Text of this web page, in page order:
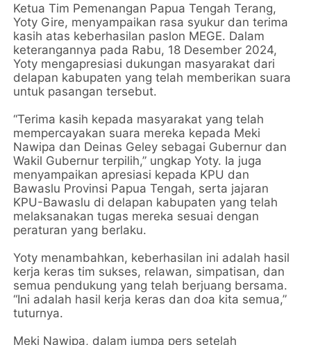
Ketua Tim Pemenangan Papua Tengah Terang,
Yoty Gire, menyampaikan rasa syukur dan terima
kasih atas keberhasilan paslon MEGE. Dalam
keterangannya pada Rabu, 18 Desember 2024,
Yoty mengapresiasi dukungan masyarakat dari
delapan kabupaten yang telah memberikan suara
untuk pasangan tersebut.
“Terima kasih kepada masyarakat yang telah
mempercayakan suara mereka kepada Meki
Nawipa dan Deinas Geley sebagai Gubernur dan
Wakil Gubernur terpilih,” ungkap Yoty. Ia juga
menyampaikan apresiasi kepada KPU dan
Bawaslu Provinsi Papua Tengah, serta jajaran
KPU-Bawaslu di delapan kabupaten yang telah
melaksanakan tugas mereka sesuai dengan
peraturan yang berlaku.
Yoty menambahkan, keberhasilan ini adalah hasil
kerja keras tim sukses, relawan, simpatisan, dan
semua pendukung yang telah berjuang bersama.
“Ini adalah hasil kerja keras dan doa kita semua,”
tuturnya.
Meki Nawipa, dalam jumpa pers setelah